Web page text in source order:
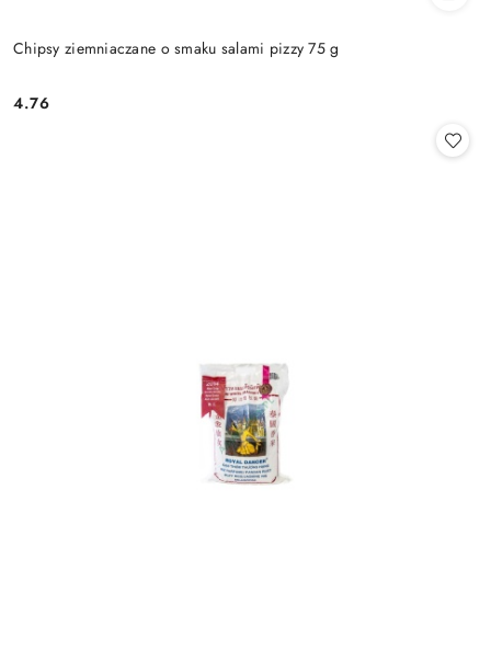
Chipsy ziemniaczane o smaku salami pizzy 75 g
Cena:
4.76